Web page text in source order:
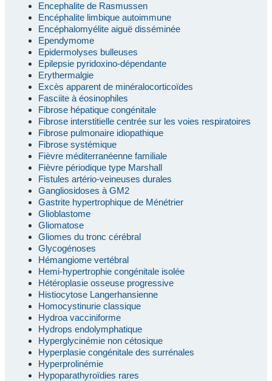
Encephalite de Rasmussen
Encéphalite limbique autoimmune
Encéphalomyélite aiguë disséminée
Ependymome
Epidermolyses bulleuses
Epilepsie pyridoxino-dépendante
Erythermalgie
Excès apparent de minéralocorticoïdes
Fasciite à éosinophiles
Fibrose hépatique congénitale
Fibrose interstitielle centrée sur les voies respiratoires
Fibrose pulmonaire idiopathique
Fibrose systémique
Fièvre méditerranéenne familiale
Fièvre périodique type Marshall
Fistules artério-veineuses durales
Gangliosidoses à GM2
Gastrite hypertrophique de Ménétrier
Glioblastome
Gliomatose
Gliomes du tronc cérébral
Glycogénoses
Hémangiome vertébral
Hemi-hypertrophie congénitale isolée
Hétéroplasie osseuse progressive
Histiocytose Langerhansienne
Homocystinurie classique
Hydroa vacciniforme
Hydrops endolymphatique
Hyperglycinémie non cétosique
Hyperplasie congénitale des surrénales
Hyperprolinémie
Hypoparathyroïdies rares